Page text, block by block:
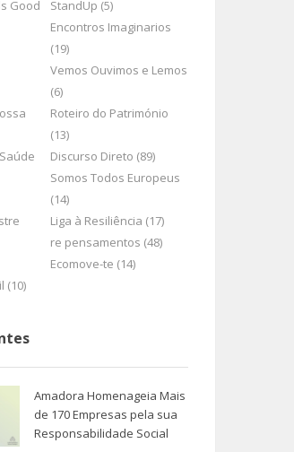
Good
StandUp (5)
Encontros Imaginarios
(19)
Vemos Ouvimos e Lemos
(6)
Roteiro do Património
(13)
Discurso Direto (89)
Somos Todos Europeus
(14)
Liga à Resiliência (17)
re pensamentos (48)
Ecomove-te (14)
(10)
Amadora Homenageia Mais
de 170 Empresas pela sua
Responsabilidade Social